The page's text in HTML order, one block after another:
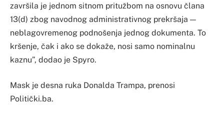
završila je jednom sitnom pritužbom na osnovu člana
13(d) zbog navodnog administrativnog prekršaja —
neblagovremenog podnošenja jednog dokumenta. To
kršenje, čak i ako se dokaže, nosi samo nominalnu
kaznu”, dodao je Spyro.
Mask je desna ruka Donalda Trampa, prenosi
Politički.ba.